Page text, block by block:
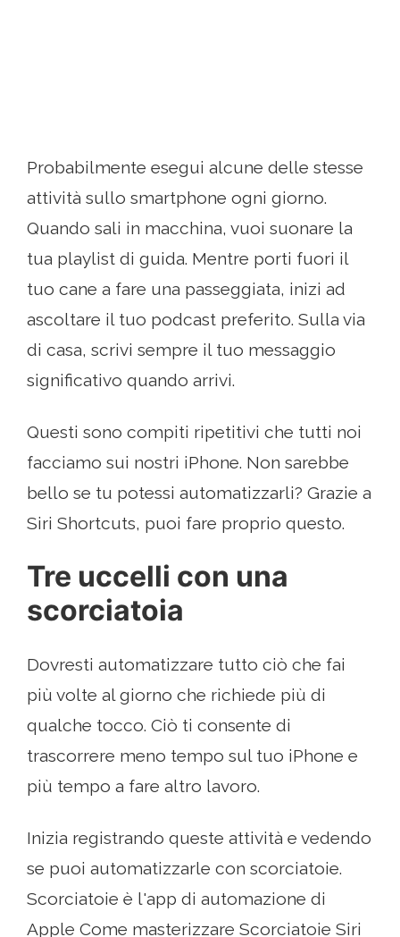
Probabilmente esegui alcune delle stesse
attività sullo smartphone ogni giorno.
Quando sali in macchina, vuoi suonare la
tua playlist di guida. Mentre porti fuori il
tuo cane a fare una passeggiata, inizi ad
ascoltare il tuo podcast preferito. Sulla via
di casa, scrivi sempre il tuo messaggio
significativo quando arrivi.
Questi sono compiti ripetitivi che tutti noi
facciamo sui nostri iPhone. Non sarebbe
bello se tu potessi automatizzarli? Grazie a
Siri Shortcuts, puoi fare proprio questo.
Tre uccelli con una
scorciatoia
Dovresti automatizzare tutto ciò che fai
più volte al giorno che richiede più di
qualche tocco. Ciò ti consente di
trascorrere meno tempo sul tuo iPhone e
più tempo a fare altro lavoro.
Inizia registrando queste attività e vedendo
se puoi automatizzarle con scorciatoie.
Scorciatoie è l'app di automazione di
Apple Come masterizzare Scorciatoie Siri